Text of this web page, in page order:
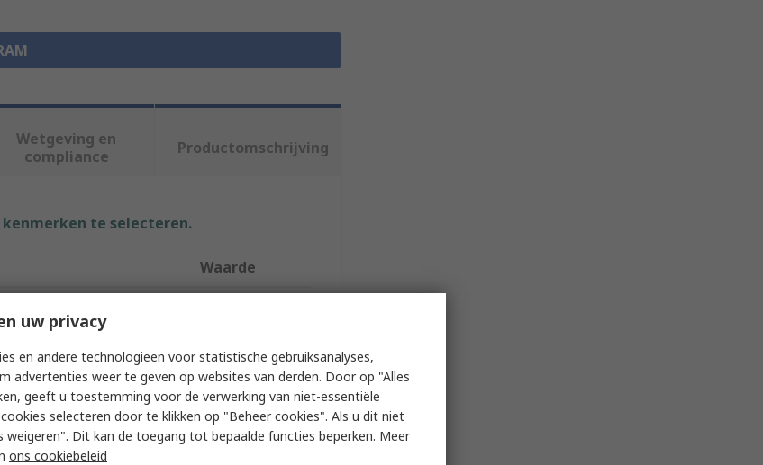
Wetgeving en
compliance
Productomschrijving
te selecteren.
Waarde
SRAM
128k
uw privacy
en andere technologieën voor statistische gebruiksanalyses,
advertenties weer te geven op websites van derden. Door op "Alles
geeft u toestemming voor de verwerking van niet-essentiële
selecteren door te klikken op "Beheer cookies". Als u dit niet
weigeren". Dit kan de toegang tot bepaalde functies beperken. Meer
ons cookiebeleid